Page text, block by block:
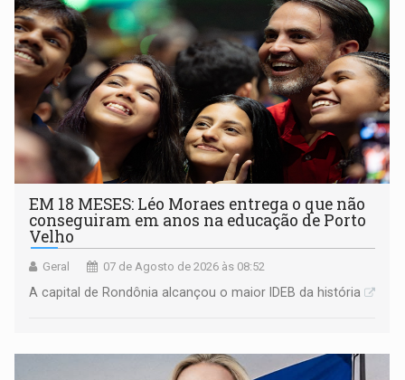
EM 18 MESES: Léo Moraes entrega o que não
conseguiram em anos na educação de Porto
Velho
Geral 07 de Agosto de 2026 às 08:52
A capital de Rondônia alcançou o maior IDEB da história